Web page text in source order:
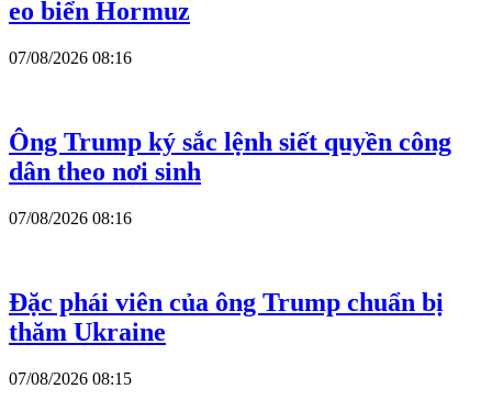
eo biển Hormuz
07/08/2026 08:16
Ông Trump ký sắc lệnh siết quyền công
dân theo nơi sinh
07/08/2026 08:16
Đặc phái viên của ông Trump chuẩn bị
thăm Ukraine
07/08/2026 08:15